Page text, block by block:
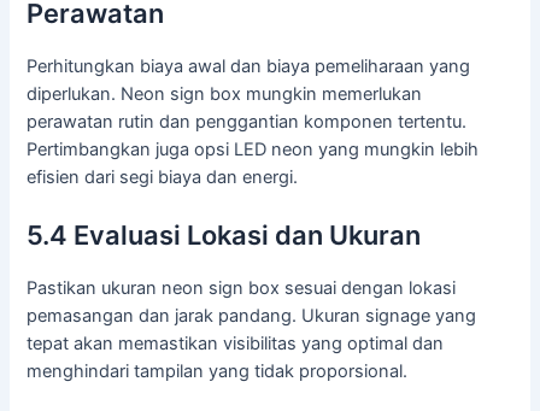
Perawatan
Perhitungkan biaya awal dan biaya pemeliharaan yang
diperlukan. Neon sign box mungkin memerlukan
perawatan rutin dan penggantian komponen tertentu.
Pertimbangkan juga opsi LED neon yang mungkin lebih
efisien dari segi biaya dan energi.
5.4 Evaluasi Lokasi dan Ukuran
Pastikan ukuran neon sign box sesuai dengan lokasi
pemasangan dan jarak pandang. Ukuran signage yang
tepat akan memastikan visibilitas yang optimal dan
menghindari tampilan yang tidak proporsional.